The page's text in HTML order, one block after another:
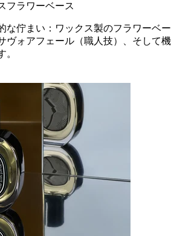
フラワーベース
な佇まい：ワックス製のフラワーベー
ヴォアフェール（職人技）、そして機
。